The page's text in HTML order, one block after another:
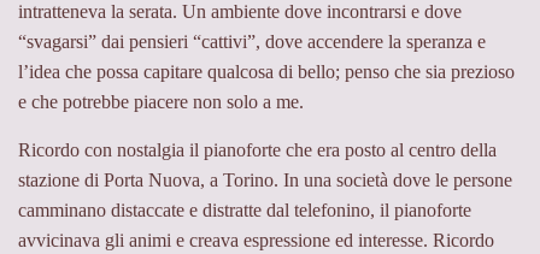
intratteneva la serata. Un ambiente dove incontrarsi e dove
“svagarsi” dai pensieri “cattivi”, dove accendere la speranza e
l’idea che possa capitare qualcosa di bello; penso che sia prezioso
e che potrebbe piacere non solo a me.
Ricordo con nostalgia il pianoforte che era posto al centro della
stazione di Porta Nuova, a Torino. In una società dove le persone
camminano distaccate e distratte dal telefonino, il pianoforte
avvicinava gli animi e creava espressione ed interesse. Ricordo